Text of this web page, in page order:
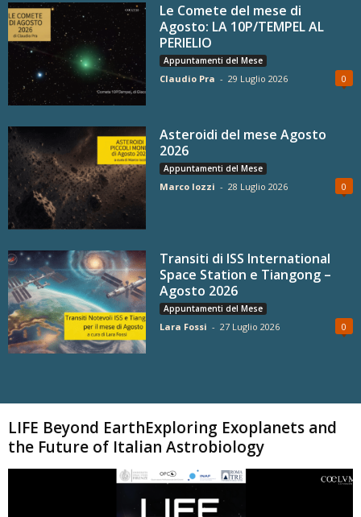
Le Comete del mese di
Agosto: LA 10P/TEMPEL AL
PERIELIO
Appuntamenti del Mese
Claudio Pra - 29 Luglio 2026 0
Asteroidi del mese Agosto
2026
Appuntamenti del Mese
Marco Iozzi - 28 Luglio 2026 0
Transiti di ISS International
Space Station e Tiangong –
Agosto 2026
Appuntamenti del Mese
Lara Fossi - 27 Luglio 2026 0
LIFE Beyond EarthExploring Exoplanets and
the Future of Italian Astrobiology